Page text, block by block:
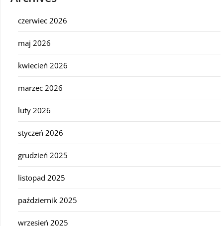
czerwiec 2026
maj 2026
kwiecień 2026
marzec 2026
luty 2026
styczeń 2026
grudzień 2025
listopad 2025
październik 2025
wrzesień 2025